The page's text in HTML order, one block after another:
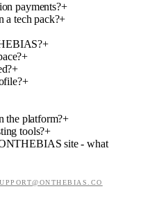
payments?+
a tech pack?+
+
+
+
+
the platform?+
tools?+
site - what